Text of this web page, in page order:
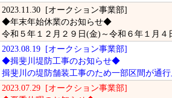
2023.11.30 [オークション事業部]
◆年末年始休業のお知らせ◆
令和５年１２月２９日(金)～令和６年１月４
2023.08.19 [オークション事業部]
◆揖斐川堤防工事のお知らせ◆
揖斐川の堤防舗装工事のため一部区間が通行
2023.07.29 [オークション事業部]